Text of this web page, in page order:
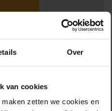
Over
van cookies
zetten we cookies en